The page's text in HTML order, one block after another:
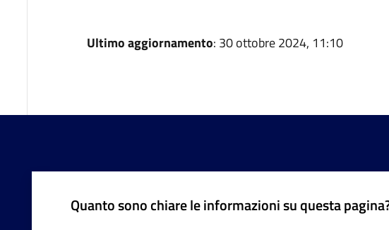
Ultimo aggiornamento: 30 ottobre 2024, 11:10
Quanto sono chiare le informazioni su questa